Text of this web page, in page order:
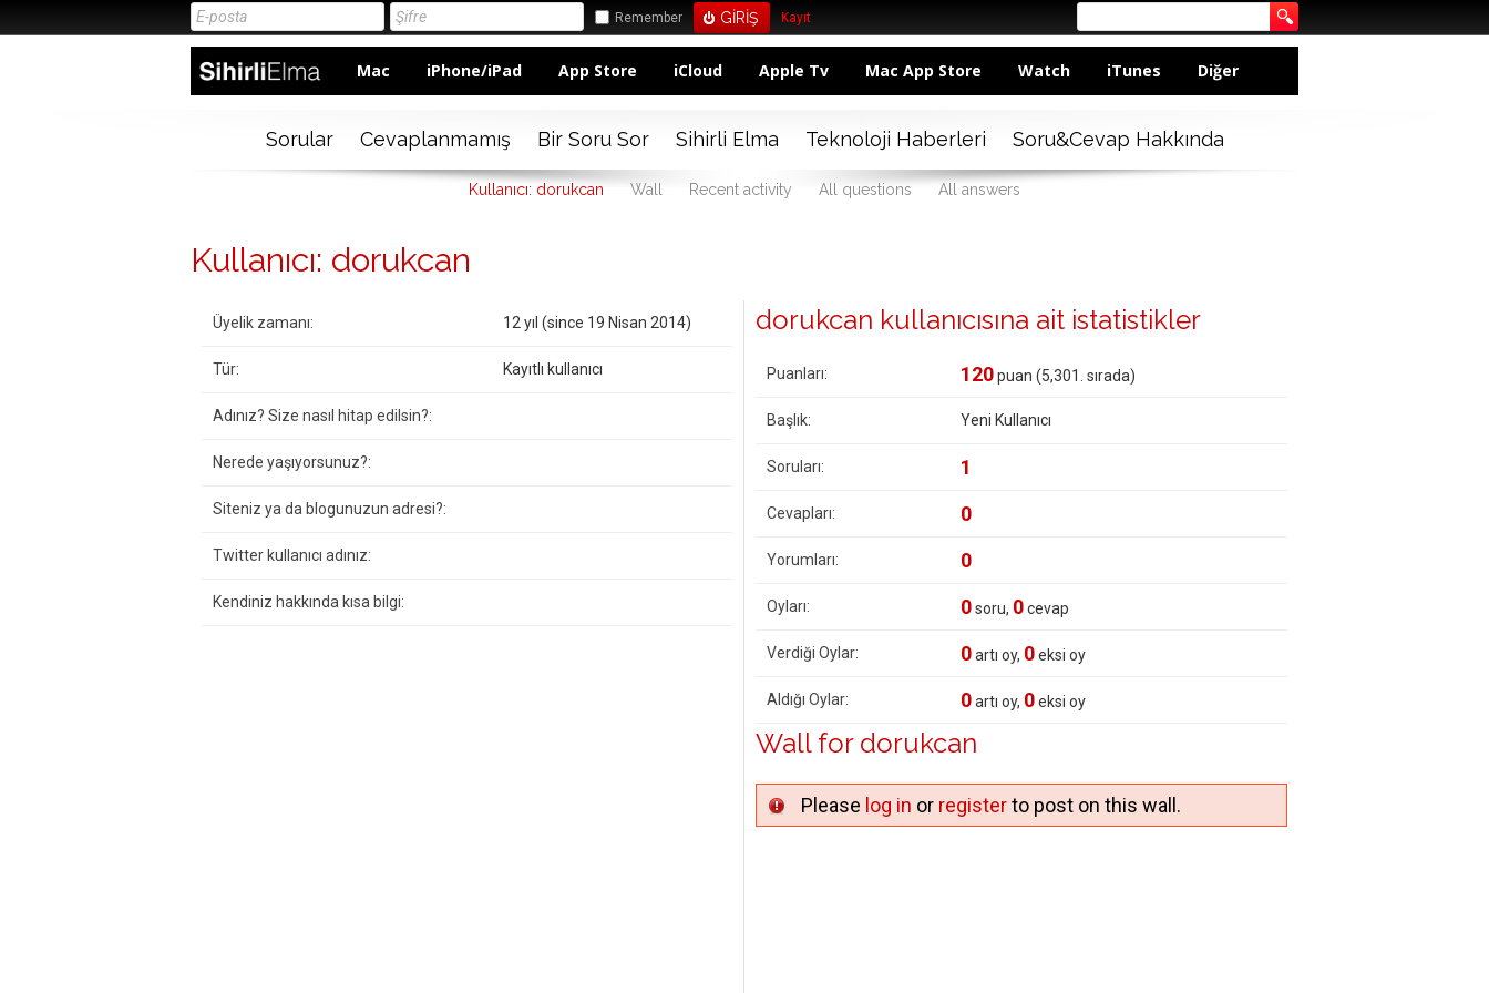
Remember Kayıt
Mac iPhone/iPad App Store iCloud Apple Tv Mac App Store Watch iTunes Diğer
Sorular Cevaplanmamış Bir Soru Sor Sihirli Elma Teknoloji Haberleri Soru&Cevap Hakkında
Kullanıcı: dorukcan Wall Recent activity All questions All answers
Kullanıcı: dorukcan
Üyelik zamanı: 12 yıl (since 19 Nisan 2014)
Tür: Kayıtlı kullanıcı
Adınız? Size nasıl hitap edilsin?:
Nerede yaşıyorsunuz?:
Siteniz ya da blogunuzun adresi?:
Twitter kullanıcı adınız:
Kendiniz hakkında kısa bilgi:
dorukcan kullanıcısına ait istatistikler
Puanları: 120puan (5,301 . sırada)
Başlık: Yeni Kullanıcı
Soruları: 1
Cevapları: 0
Yorumları: 0
Oyları: 0soru, 0cevap
Verdiği Oylar: 0artı oy, 0eksi oy
Aldığı Oylar: 0artı oy, 0eksi oy
Wall for dorukcan
Please log in or registerto post on this wall.